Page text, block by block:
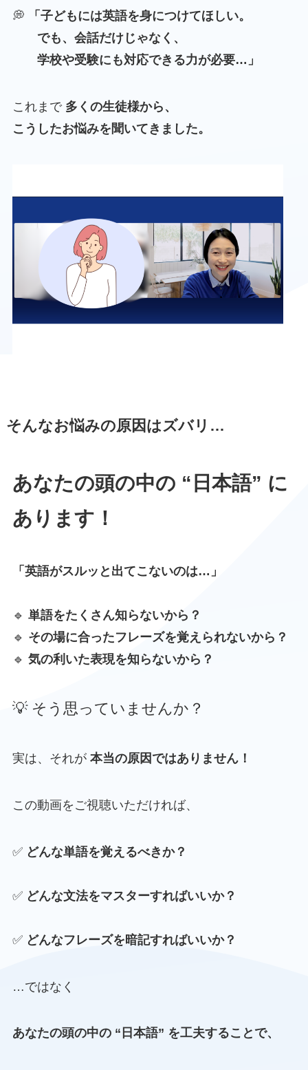
💭
「子どもには英語を身につけてほしい。
でも、会話だけじゃなく、
学校や受験にも対応できる力が必要…」
これまで 多くの生徒様から、
こうしたお悩みを聞いてきました。
そんなお悩みの原因はズバリ…
あなたの頭の中の “日本語” に
あります！
「英語がスルッと出てこないのは…」
🔹 単語をたくさん知らないから？
🔹 その場に合ったフレーズを覚えられないから？
🔹 気の利いた表現を知らないから？
💡 そう思っていませんか？
実は、それが 本当の原因ではありません！
この動画をご視聴いただければ、
✅ どんな単語を覚えるべきか？
✅ どんな文法をマスターすればいいか？
✅ どんなフレーズを暗記すればいいか？
…ではなく
あなたの頭の中の “日本語” を工夫することで、